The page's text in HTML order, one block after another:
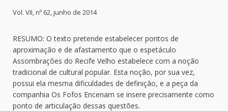
Vol. VII, nº 62, junho de 2014
RESUMO: O texto pretende estabelecer pontos de
aproximação e de afastamento que o espetáculo
Assombrações do Recife Velho estabelece com a noção
tradicional de cultural popular. Esta noção, por sua vez,
possui ela mesma dificuldades de definição, e a peça da
companhia Os Fofos Encenam se insere precisamente como
ponto de articulação dessas questões.